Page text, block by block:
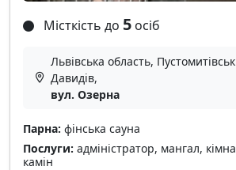
Місткість до 5 осіб
Львівська область,
Давидів,
вул. Озерна
Парна: фінська сауна
Послуги: адміністратор, мангал,
камін